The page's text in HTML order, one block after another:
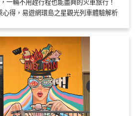
一輛不用趕行程也能盡興的火車旅行！
得，易遊網環島之星觀光列車體驗解析